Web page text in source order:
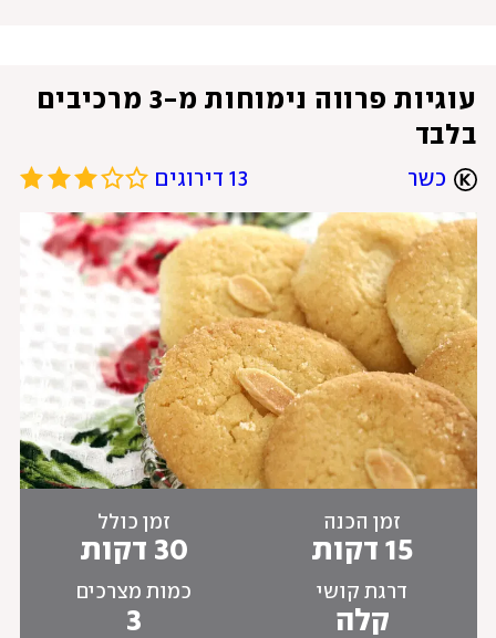
בלבד
כשר 13 דירוגים
זמן הכנה
15 דקות
זמן כולל
30 דקות
דרגת קושי
קלה
כמות מצרכים
3